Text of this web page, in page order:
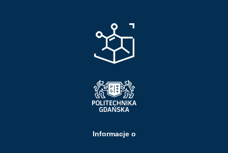
Informacje o